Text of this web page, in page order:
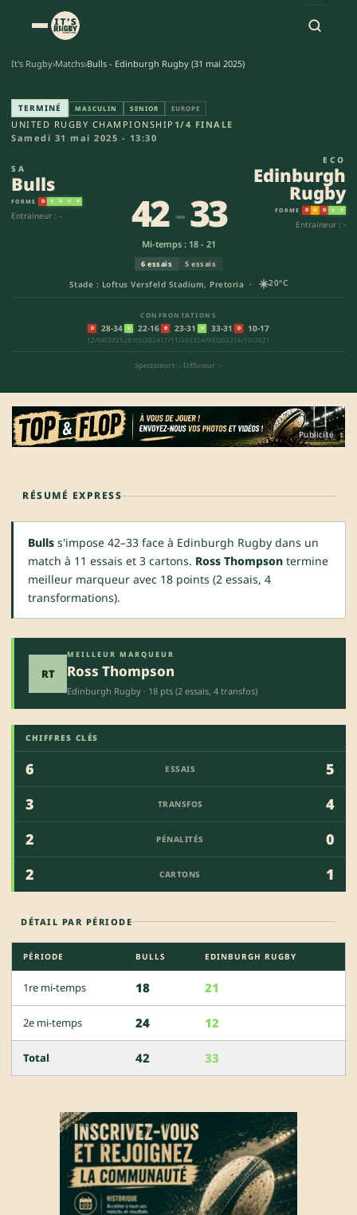
It's Rugby›Matchs›Bulls - Edinburgh Rugby (31 mai 2025)
Bulls - Edinburgh Rugby (42-
TERMINÉ MASCULIN SENIOR EUROPE
UNITED RUGBY CHAMPIONSHIP 1/4 FINALE
Samedi 31 mai 2025 - 13:30
SA
Bulls
FORME D V V V V
Entraineur : -
Stade : Loftus Versfeld Stadium, Pretoria · ☀️20°C
42-33
Mi-temps : 18 - 21
6 essais 5 essais
CONFRONTATIONS
D 28-34
12/04/2025
V 22-16
28/09/2024
D 23-31
17/11/2023
V 33-31
24/09/2022
D 10-17
16/10/2021
Spectateurs : - Diffuseur : -
ECO
Edinburgh
Rugby
FORME D N D V V
Entraineur : -
Publicité
RÉSUMÉ EXPRESS
Bulls s'impose 42–33 face à Edinburgh Rugby dans un
match à 11 essais et 3 cartons. Ross Thompson termine
meilleur marqueur avec 18 points (2 essais, 4
transformations).
RT
MEILLEUR MARQUEUR
Ross Thompson
Edinburgh Rugby · 18 pts (2 essais, 4 transfos)
CHIFFRES CLÉS
6 ESSAIS
5
3
TRANSFOS
4
2
PÉNALITÉS
0
2
CARTONS 1
DÉTAIL PAR PÉRIODE
PÉRIODE BULLS EDINBURGH RUGBY
1re mi-temps 18 21
2e mi-temps 24 12
Total 42 33